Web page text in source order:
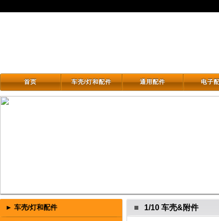
首页
首页 车壳/灯和配件
车壳/灯和配件 通用配件
通用配件 电子
电子
► 车壳/灯和配件 1/10 车壳&附件